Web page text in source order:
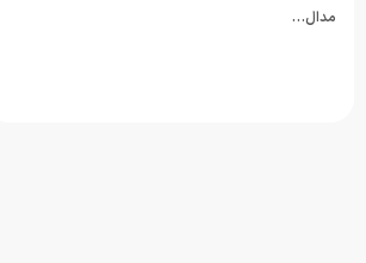
همراه شد…